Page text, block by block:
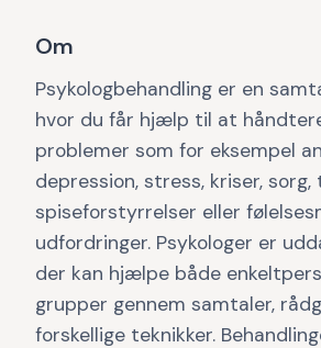
Om
Psykologbehandling er en
hvor du får hjælp til at
problemer som for eksempel
depression, stress, kriser, sorg,
spiseforstyrrelser eller
udfordringer. Psykologer er
der kan hjælpe både
grupper gennem samtaler,
forskellige teknikker.